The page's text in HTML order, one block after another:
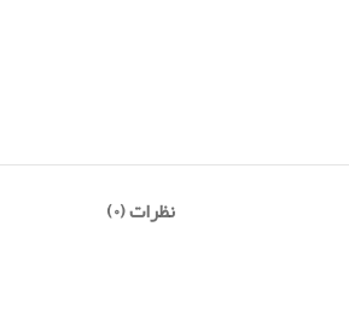
نظرات (۰)